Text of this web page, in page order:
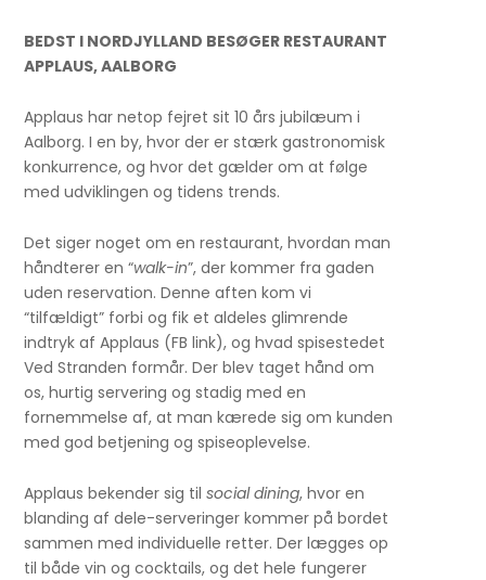
BEDST I NORDJYLLAND BESØGER RESTAURANT
APPLAUS, AALBORG
Applaus har netop fejret sit 10 års jubilæum i
Aalborg. I en by, hvor der er stærk gastronomisk
konkurrence, og hvor det gælder om at følge
med udviklingen og tidens trends.
Det siger noget om en restaurant, hvordan man
håndterer en “walk-in”, der kommer fra gaden
uden reservation. Denne aften kom vi
“tilfældigt” forbi og fik et aldeles glimrende
indtryk af Applaus (FB link), og hvad spisestedet
Ved Stranden formår. Der blev taget hånd om
os, hurtig servering og stadig med en
fornemmelse af, at man kærede sig om kunden
med god betjening og spiseoplevelse.
Applaus bekender sig tilsocial dining, hvor en
blanding af dele-serveringer kommer på bordet
sammen med individuelle retter. Der lægges op
til både vin og cocktails, og det hele fungerer